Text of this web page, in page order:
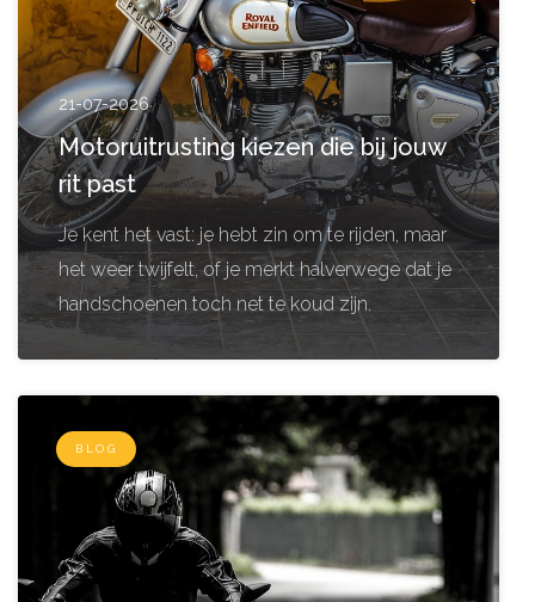
21-07-2026
Motoruitrusting kiezen die bij jouw
rit past
Je kent het vast: je hebt zin om te rijden, maar
het weer twijfelt, of je merkt halverwege dat je
handschoenen toch net te koud zijn.
BLOG